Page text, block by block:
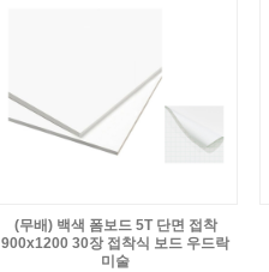
(무배) 백색 폼보드 5T 단면 접착
900x1200 30장 접착식 보드 우드락
미술